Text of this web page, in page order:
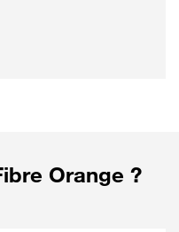
Orange ?